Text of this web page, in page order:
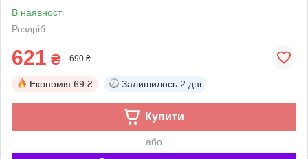
В наявності
Роздріб
621 ₴ 690 ₴
Економія 69 ₴ Залишилось 2 дні
Купити
або